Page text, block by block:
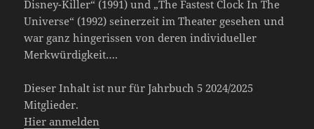
Disney-Killer“ (1991) und „The Fastest Clock In The
Universe“ (1992) seinerzeit im Theater gesehen und
war ganz hingerissen von deren individueller
Merkwürdigkeit….
Dieser Inhalt ist nur für Jahrbuch 5 2024/2025
Mitglieder.
Hier anmelden